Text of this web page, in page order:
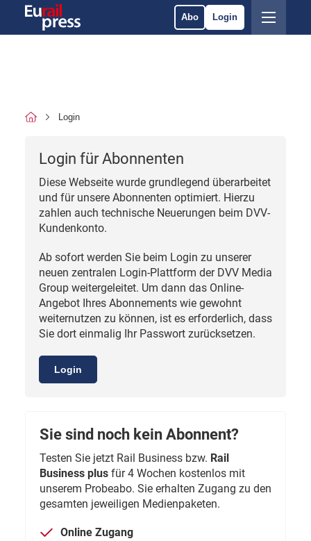
Abo Login
Login
Login für Abonnenten
Diese Webseite wurde grundlegend überarbeitet
und für unsere Abonnenten optimiert. Hierzu
zahlen auch technische Neuerungen beim DVV-
Kundenkonto.
Ab sofort werden Sie beim Login zu unserer
neuen zentralen Login-Plattform der DVV Media
Group weitergeleitet. Um dann das Online-
Angebot Ihres Abonnements wie gewohnt
weiternutzen zu können, ist es erforderlich, dass
Sie dort einmalig Ihr Passwort zurücksetzen.
Login
Sie sind noch kein Abonnent?
Testen Sie jetzt Rail Business bzw. Rail
Business plus für 4 Wochen kostenlos mit
unserem Probeabo. Sie erhalten Zugang zu den
gesamten jeweiligen Medienpaketen.
Online Zugang